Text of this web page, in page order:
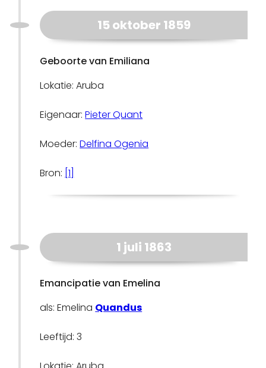
15 oktober 1859
Geboorte van Emiliana
Lokatie: Aruba
Eigenaar:Pieter Quant
Moeder:Delfina Ogenia
Bron: [1]
1 juli 1863
Emancipatie van Emelina
als: Emelina Quandus
Leeftijd: 3